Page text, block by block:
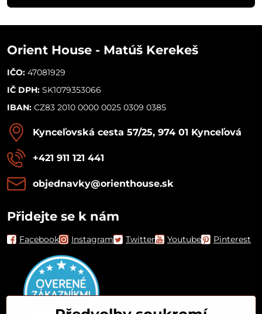
Orient House - Matúš Kerekeš
IČO: 47081929
IČ DPH: SK1079353066
IBAN: CZ83 2010 0000 0025 0309 0385
Kynceľovská cesta 57/25, 974 01 Kynceľová
+421 911 121 441
objednavky​@orienthouse​.sk
Přidejte se k nám
Facebook Instagram Twitter Youtube Pinterest